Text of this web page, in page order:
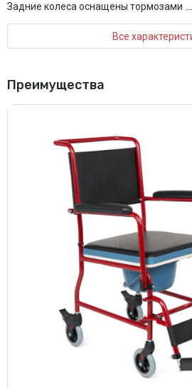
Задние колеса оснащены тормозами
Все
Преимущества